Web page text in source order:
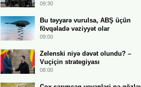
09:30
Bu təyyarə vurulsa, ABŞ üçün
fövqəladə vəziyyət olar
09:00
Zelenski niyə dəvət olundu? –
Vuçiçin strategiyası
08:00